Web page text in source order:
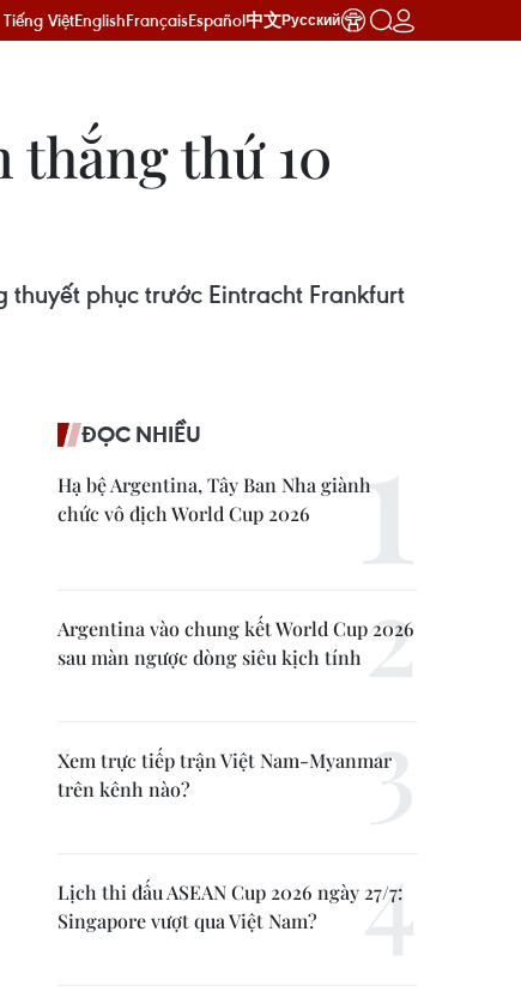
Tiếng ViệtEnglishFrançaisEspañol中文Русский
thắng thứ 10
thuyết phục trước Eintracht Frankfurt
ĐỌC NHIỀU
Hạ bệ Argentina, Tây Ban Nha giành
chức vô địch World Cup 2026
Argentina vào chung kết World Cup 2026
sau màn ngược dòng siêu kịch tính
Xem trực tiếp trận Việt Nam-Myanmar
trên kênh nào?
Lịch thi đấu ASEAN Cup 2026 ngày 27/7:
Singapore vượt qua Việt Nam?